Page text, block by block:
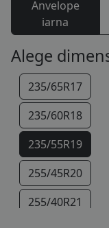
Anvelope
iarna
Alege
235/65R17
235/60R18
235/55R19
255/45R20
255/40R21